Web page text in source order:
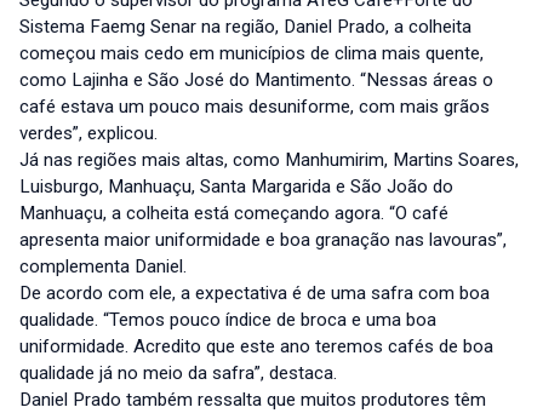
Sistema Faemg Senar na região, Daniel Prado, a colheita
começou mais cedo em municípios de clima mais quente,
como Lajinha e São José do Mantimento. “Nessas áreas o
café estava um pouco mais desuniforme, com mais grãos
verdes”, explicou.
Já nas regiões mais altas, como Manhumirim, Martins Soares,
Luisburgo, Manhuaçu, Santa Margarida e São João do
Manhuaçu, a colheita está começando agora. “O café
apresenta maior uniformidade e boa granação nas lavouras”,
complementa Daniel.
De acordo com ele, a expectativa é de uma safra com boa
qualidade. “Temos pouco índice de broca e uma boa
uniformidade. Acredito que este ano teremos cafés de boa
qualidade já no meio da safra”, destaca.
Daniel Prado também ressalta que muitos produtores têm